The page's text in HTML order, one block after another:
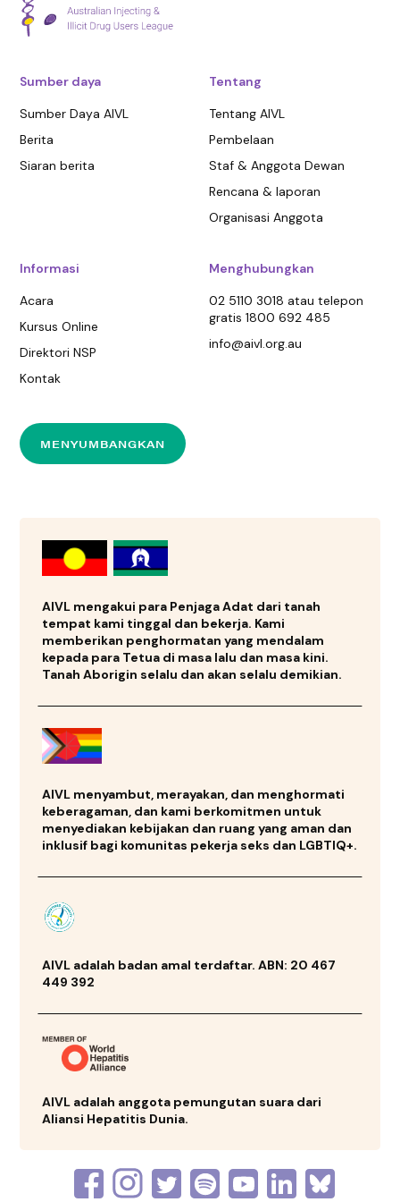
Senin 08.30-19.00, Selasa 08.30-18.00, Rabu 08.30-
18.00, Kamis 08.30-19.00, Jumat 08.30-18.00, Jumat
Minggu
Telepon: 07 3857 1222
3.6 km
Nundah Community Health
Operating Hours:
Senin-Jumat 08.30-17.00 tutup pada akhir pekan
Telepon: 07 3146 2300
Gunda Pa Wynnum
Senin-Jumat 08.00-17.00 tutup akhir pekan
13 km
Directions
64 Wirraway Parade
INALA QLD 4077
Australia
Operating Hours:
Mon-Fri 8.30am-5.00pm closed between 12.30pm-
1pm each day, closed weekends. -
Dispensing Machine - 24 hours, 7 Days $2 coin, 1ml and
Telepon: 07 3275 5300
Directions
Strathpine NSP
568 Gympie Road, Strathpine QLD 4500
STRATHPINE QLD 4500
Senin-Jumat 08.30-17.00 tutup pada akhir pekan
Sumber daya
Sumber Daya AIVL
Berita
Siaran berita
Tentang
Tentang AIVL
Pembelaan
Staf & Anggota Dewan
Rencana & laporan
Organisasi Anggota
Informasi
Acara
Kursus Online
Direktori NSP
Kontak
Menghubungkan
02 5110 3018 atau telepon
gratis 1800 692 485
info@aivl.org.au
MENYUMBANGKAN
AIVL mengakui para Penjaga Adat dari tanah
tempat kami tinggal dan bekerja. Kami
memberikan penghormatan yang mendalam
kepada para Tetua di masa lalu dan masa kini.
Tanah Aborigin selalu dan akan selalu demikian.
AIVL menyambut, merayakan, dan menghormati
keberagaman, dan kami berkomitmen untuk
menyediakan kebijakan dan ruang yang aman dan
inklusif bagi komunitas pekerja seks dan LGBTIQ+.
AIVL adalah badan amal terdaftar. ABN: 20 467
449 392
AIVL adalah anggota pemungutan suara dari
Aliansi Hepatitis Dunia.